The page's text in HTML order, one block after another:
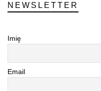
NEWSLETTER
Imię
Email